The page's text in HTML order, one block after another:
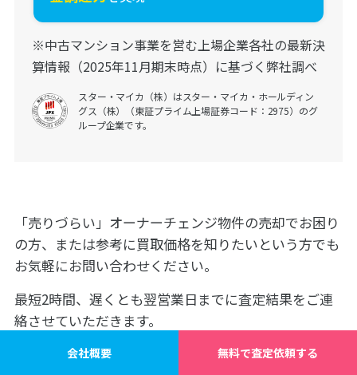
※中古マンション事業を営む上場企業各社の最新決
算情報（2025年11月期末時点）に基づく弊社調べ
スター・マイカ（株）はスター・マイカ・ホールディン
グス（株）（東証プライム上場証券コード：2975）のグ
ループ企業です。
「売りづらい」オーナーチェンジ物件の売却でお困り
の方、または参考に買取価格を知りたいという方でも
お気軽にお問い合わせください。
最短2時間、遅くとも翌営業日までに査定結果をご連
絡させていただきます。
査定依頼はもちろん無料です。売却にあたってお悩み
会社概要 無料で査定依頼する